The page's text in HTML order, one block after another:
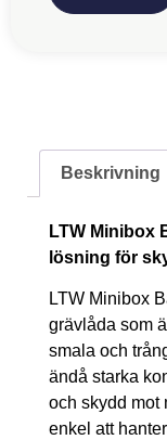
Beskrivning
LTW Minibox
lösning för
LTW Minibox
grävlåda som
smala och
ändå starka
och skydd mot
enkel att